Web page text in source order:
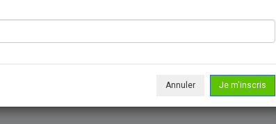
recherche, veuillez modifier vos critères de recherche...
Annuler Je m'inscris